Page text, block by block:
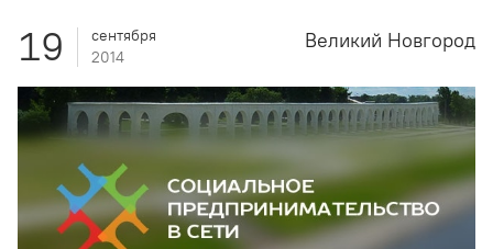
19
сентября
2014
Великий Новгород